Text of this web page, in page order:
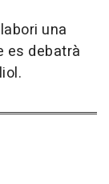
una
es debatrà